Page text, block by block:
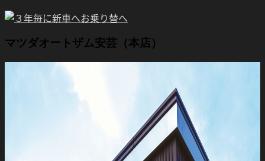
マツダオートザム安芸（本店）